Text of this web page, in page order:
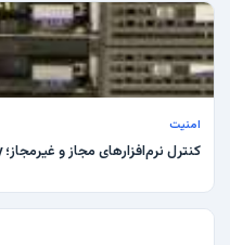
امنیت
کنترل نرم‌افزارهای مجاز و غیرمجاز؛ Inventory نرم‌افزار در امنیت شبکه